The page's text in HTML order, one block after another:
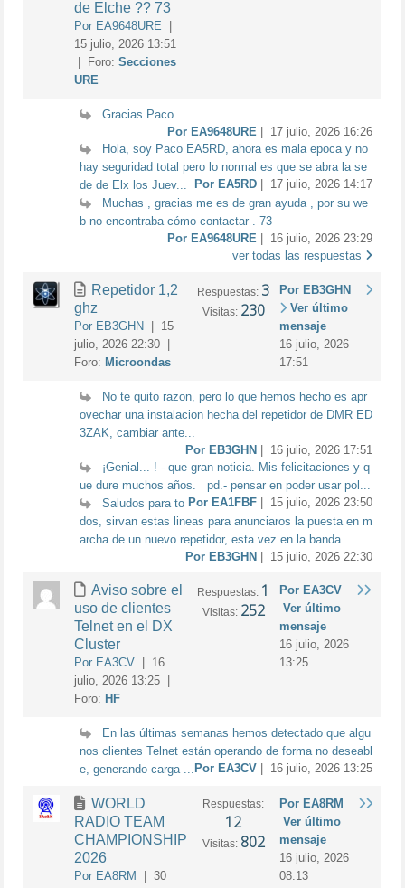
de Elche ?? 73
Por EA9648URE
15 julio, 2026 13:51
| Foro:Secciones
URE
Gracias Paco .
Por EA9648URE | 17 julio, 2026 16:26
Hola, soy Paco EA5RD, ahora es mala epoca y no
hay seguridad total pero lo normal es que se abra la se
de de Elx los Juev...
Por EA5RD | 17 julio, 2026 14:17
Muchas , gracias me es de gran ayuda , por su we
b no encontraba cómo contactar . 73
Por EA9648URE | 16 julio, 2026 23:29
ver todas las respuestas
Repetidor 1,2
ghz
Por EB3GHN | 15
julio, 2026 22:30 |
Foro: Microondas
Respuestas: 3
Visitas: 230
Por EB3GHN
Ver último
mensaje
16 julio, 2026
17:51
No te quito razon, pero lo que hemos hecho es apr
ovechar una instalacion hecha del repetidor de DMR ED
3ZAK, cambiar ante...
Por EB3GHN
| 16 julio, 2026 17:51
¡Genial... ! - que gran noticia. Mis felicitaciones y q
ue dure muchos años. pd.- pensar en poder usar pol...
Por EA1FBF | 15 julio, 2026 23:50
Saludos para to
dos, sirvan estas lineas para anunciaros la puesta en m
archa de un nuevo repetidor, esta vez en la banda ...
Por EB3GHN
| 15 julio, 2026 22:30
Aviso sobre el
uso de clientes
Telnet en el DX
Cluster
Por EA3CV | 16
julio, 2026 13:25 |
Foro: HF
Respuestas: 1
Visitas: 252
Por EA3CV
Ver último
mensaje
16 julio, 2026
13:25
En las últimas semanas hemos detectado que algu
nos clientes Telnet están operando de forma no deseabl
e, generando carga ...
Por EA3CV | 16 julio, 2026 13:25
WORLD
RADIO TEAM
CHAMPIONSHIP
2026
Por EA8RM
| 30
Respuestas:
12
Visitas: 802
Por EA8RM
Ver último
mensaje
16 julio, 2026
08:13